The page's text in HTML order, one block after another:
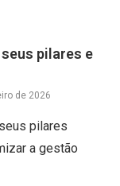
seus pilares e
de 2026
pilares
a gestão